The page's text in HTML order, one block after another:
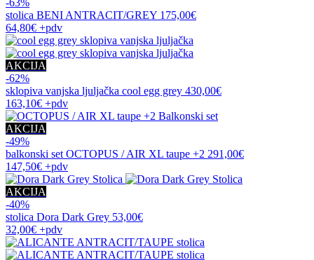
stolica BENI ANTRACIT/GREY 175,00€
64,80€ +pdv
AKCIJA
-62%
sklopiva vanjska ljuljačka cool egg grey 430,00€
163,10€ +pdv
AKCIJA
-49%
balkonski set OCTOPUS / AIR XL taupe +2 291,00€
147,50€ +pdv
AKCIJA
-40%
stolica Dora Dark Grey 53,00€
32,00€ +pdv